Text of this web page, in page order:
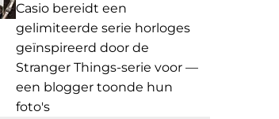
Casio bereidt een
gelimiteerde serie horloges
geïnspireerd door de
Stranger Things-serie voor —
een blogger toonde hun
foto's